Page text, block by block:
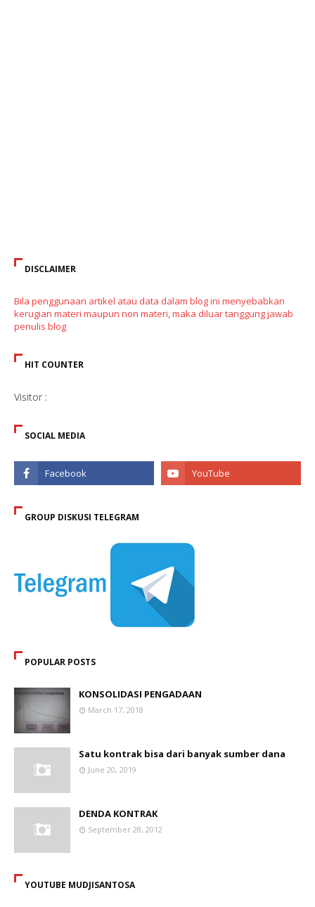
DISCLAIMER
Bila penggunaan artikel atau data dalam blog ini menyebabkan
kerugian materi maupun non materi, maka diluar tanggung jawab
penulis blog
HIT COUNTER
Visitor :
SOCIAL MEDIA
GROUP DISKUSI TELEGRAM
POPULAR POSTS
KONSOLIDASI PENGADAAN
March 17, 2018
Satu kontrak bisa dari banyak sumber dana
June 20, 2019
DENDA KONTRAK
September 28, 2012
YOUTUBE MUDJISANTOSA